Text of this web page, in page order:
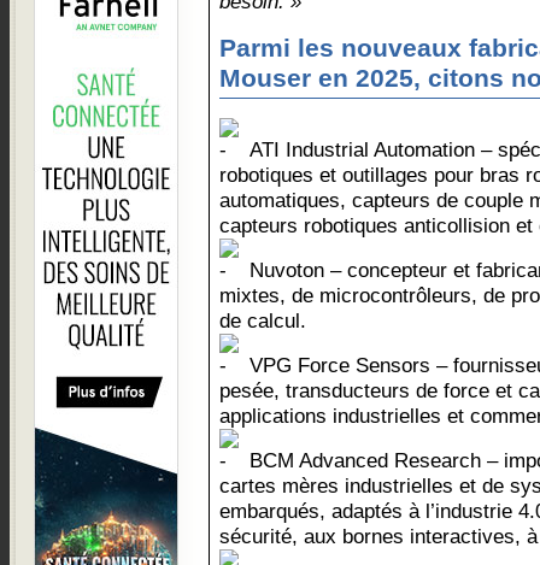
Parmi les nouveaux
Mouser en 2025, citons
ATI Industrial Automation –
robotiques et outillages pour bras
automatiques, capteurs de couple
capteurs robotiques anticollision
Nuvoton – concepteur et
mixtes, de microcontrôleurs, de
de calcul.
VPG Force Sensors –
pesée, transducteurs de force et
applications industrielles et
BCM Advanced Research –
cartes mères industrielles et de
embarqués, adaptés à l’industrie
sécurité, aux bornes interactives,